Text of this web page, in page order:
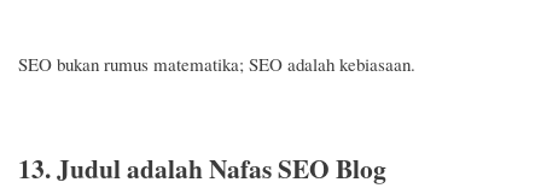
SEO bukan rumus matematika; SEO adalah kebiasaan.
13. Judul adalah Nafas SEO Blog